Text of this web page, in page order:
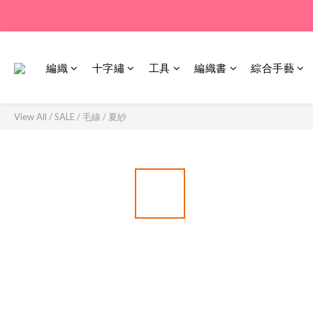
編織 十字繡 工具 編織書 綜合手藝
View All /SALE/毛線 / 夏紗